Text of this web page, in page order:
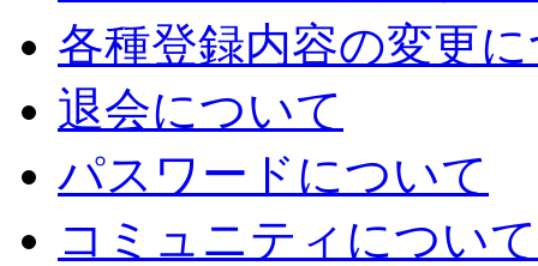
各種登録内容の変更
退会について
パスワードについて
コミュニティについて